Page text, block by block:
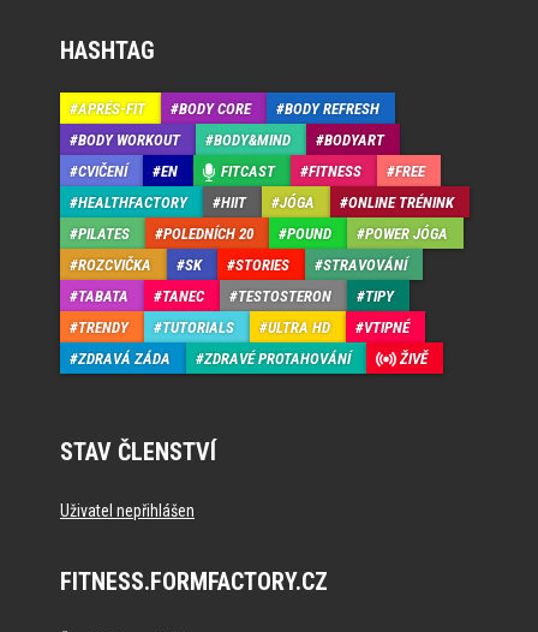
HASHTAG
APRÉS-FIT BODY CORE
BODY REFRESH
BODY WORKOUT
BODY&MIND
BODYART
CVIČENÍ
EN FITCAST FITNESS
FREE
HEALTHFACTORY
HIIT JÓGA
ONLINE TRÉNINK
PILATES
POLEDNÍCH 20 POUND
POWER JÓGA
ROZCVIČKA
SK STORIES
STRAVOVÁNÍ
TABATA
TANEC TESTOSTERON
TIPY
TRENDY
TUTORIALS ULTRA HD
VTIPNÉ
ZDRAVÁ ZÁDA
ZDRAVÉ PROTAHOVÁNÍ ŽIVĚ
STAV ČLENSTVÍ
Uživatel nepřihlášen
FITNESS.FORMFACTORY.CZ